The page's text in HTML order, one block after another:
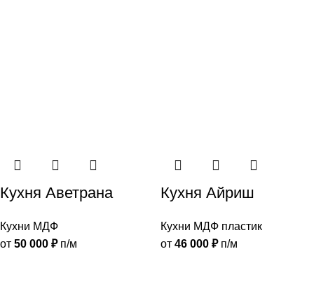
Кухня Аветрана
Кухни МДФ
от 50 000 ₽п/м
Кухня Айриш
Кухни МДФ пластик
от 46 000 ₽п/м